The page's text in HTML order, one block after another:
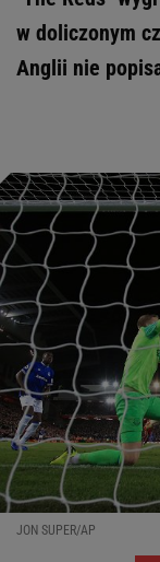
w doliczonym
Anglii nie
JON SUPER/AP